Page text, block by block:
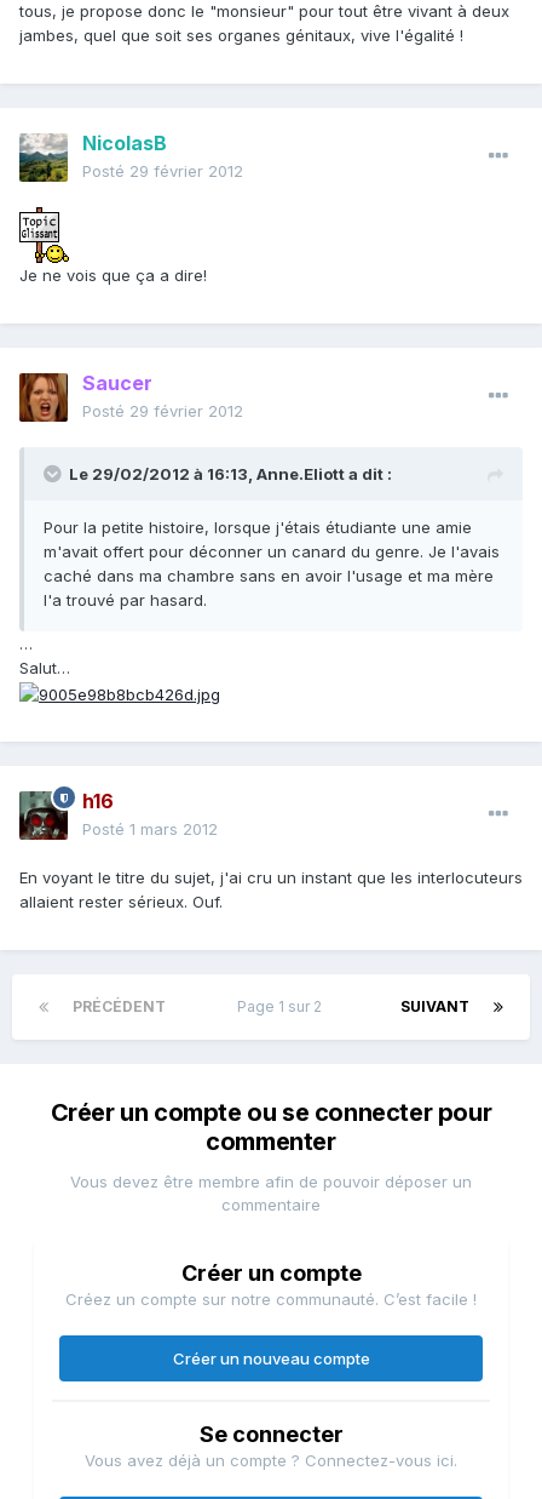
tous, je propose donc le "monsieur" pour tout être vivant à deux
jambes, quel que soit ses organes génitaux, vive l'égalité !
NicolasB
Posté 29 février 2012
Je ne vois que ça a dire!
Saucer
Posté 29 février 2012
Le 29/02/2012 à 16:13, Anne.Eliott a dit :
Pour la petite histoire, lorsque j'étais étudiante une amie
m'avait offert pour déconner un canard du genre. Je l'avais
caché dans ma chambre sans en avoir l'usage et ma mère
l'a trouvé par hasard.
…
Salut…
h16
Posté 1 mars 2012
En voyant le titre du sujet, j'ai cru un instant que les interlocuteurs
allaient rester sérieux. Ouf.
PRÉCÉDENT SUIVANT
Page 1 sur 2
Créer un compte ou se connecter pour
commenter
Vous devez être membre afin de pouvoir déposer un
commentaire
Créer un compte
Créez un compte sur notre communauté. C’est facile !
Créer un nouveau compte
Se connecter
Vous avez déjà un compte ? Connectez-vous ici.